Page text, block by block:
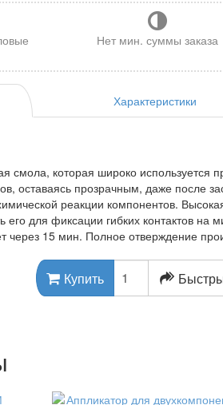
Нет мин. суммы заказа
Характеристики
смола, которая широко используется
оставаясь прозрачным, даже после
реакции компонентов.
его для фиксации гибких контактов на
через 15 мин. Полное отверждение
Купить